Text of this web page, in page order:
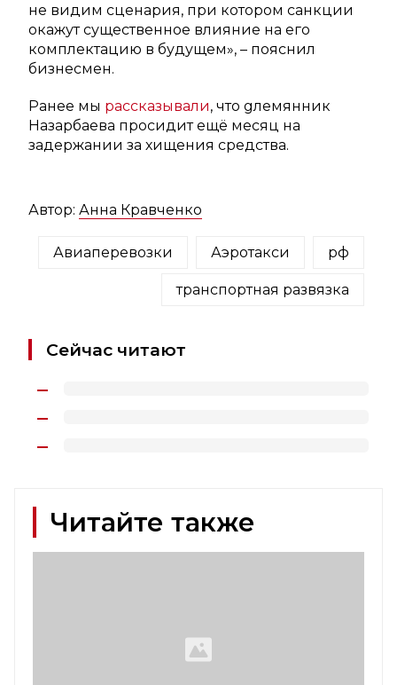
не видим сценария, при котором санкции
окажут существенное влияние на его
комплектацию в будущем», – пояснил
бизнесмен.
Ранее мы рассказывали, что gлемянник
Назарбаева просидит ещё месяц на
задержании за хищения средства.
Автор: Анна Кравченко
Авиаперевозки Аэротакси рф
транспортная развязка
Сейчас читают
Читайте также